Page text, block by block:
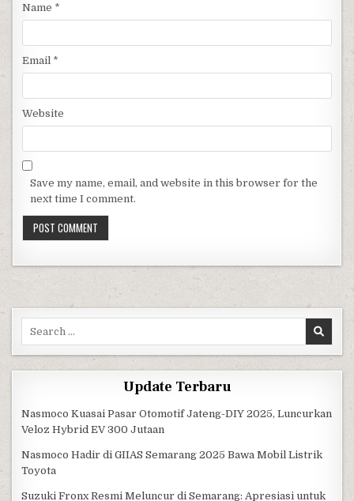
Name *
Email *
Website
Save my name, email, and website in this browser for the
next time I comment.
Search for:
Update Terbaru
Nasmoco Kuasai Pasar Otomotif Jateng-DIY 2025, Luncurkan
Veloz Hybrid EV 300 Jutaan
Nasmoco Hadir di GIIAS Semarang 2025 Bawa Mobil Listrik
Toyota
Suzuki Fronx Resmi Meluncur di Semarang: Apresiasi untuk